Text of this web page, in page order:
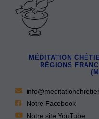
MÉDITATION
RÉGIONS
Notre Facebook
Notre site YouTube